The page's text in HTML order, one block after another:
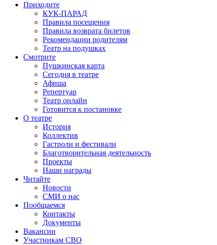
Приходите
КУК-ПАРАД
Правила посещения
Правила возврата билетов
Рекомендации родителям
Театр на подушках
Смотрите
Пушкинская карта
Сегодня в театре
Афиша
Репертуар
Театр онлайн
Готовится к постановке
О театре
История
Коллектив
Гастроли и фестивали
Благотворительная деятельность
Проекты
Наши награды
Читайте
Новости
СМИ о нас
Пообщаемся
Контакты
Документы
Вакансии
Участникам СВО